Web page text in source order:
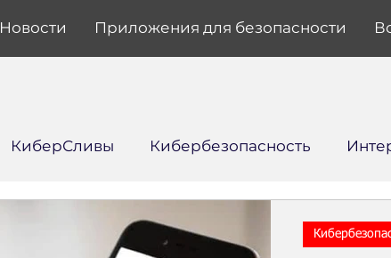
Новости Приложения для безопасности
КиберСливы Кибербезопасность